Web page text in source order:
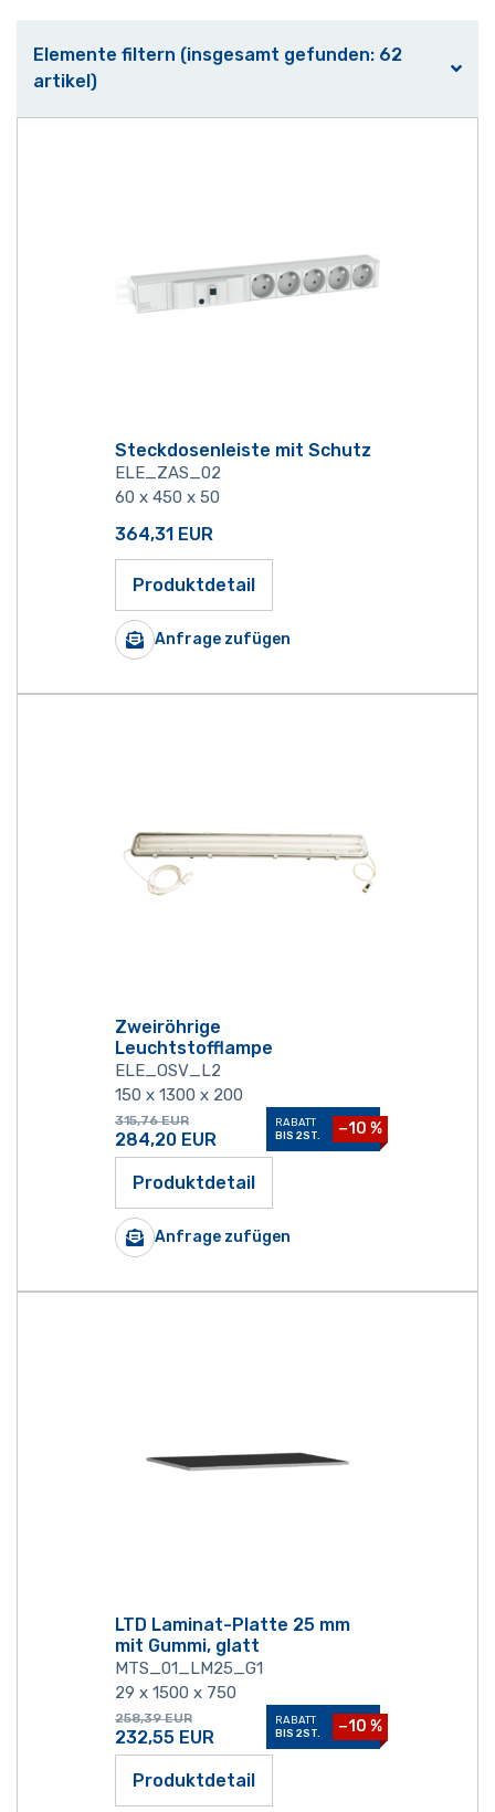
Elemente filtern (insgesamt gefunden: 62
artikel)
Steckdosenleiste mit Schutz
ELE_ZAS_02
60 x 450 x 50
364,31 EUR
Produktdetail
Anfrage zufügen
Zweiröhrige
Leuchtstofflampe
ELE_OSV_L2
150 x 1300 x 200
315,76 EUR
284,20 EUR
RABATT
BIS 2ST.
−10 %
Produktdetail
Anfrage zufügen
LTD Laminat-Platte 25 mm
mit Gummi, glatt
MTS_01_LM25_G1
29 x 1500 x 750
258,39 EUR
232,55 EUR
RABATT
BIS 2ST.
−10 %
Produktdetail